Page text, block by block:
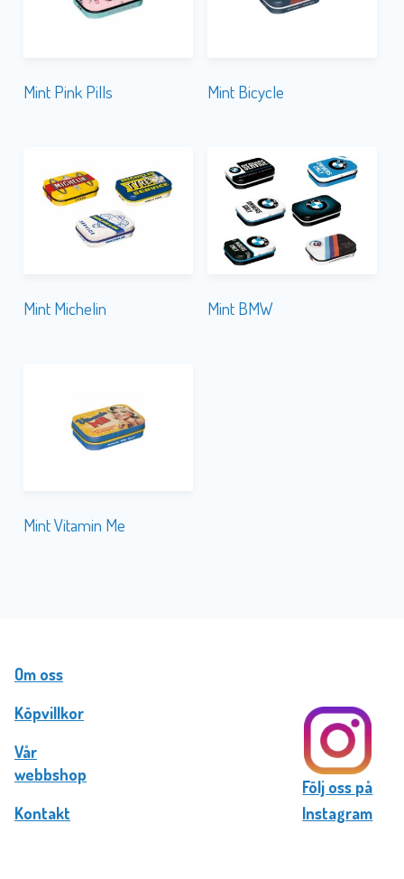
Mint Pink Pills Mint Bicycle
Mint Michelin Mint BMW
Mint Vitamin Me
Om oss
Köpvillkor
Vår
webbshop
Kontakt
Följ oss på
Instagram